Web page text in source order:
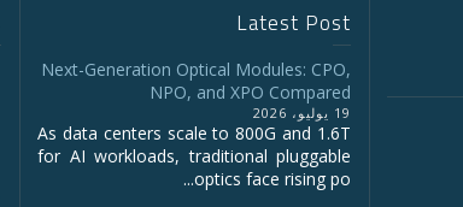
Latest Post
Next-Generation Optical Modules: CPO,
NPO, and XPO Compared
19 يوليو، 2026
As data centers scale to 800G and 1.6T
for AI workloads, traditional pluggable
optics face rising po...